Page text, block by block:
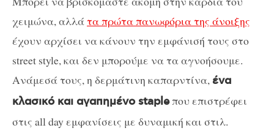
χειμώνα, αλλάτα πρώτα πανωφόρια της άνοιξης
έχουν αρχίσει να κάνουν την εμφάνισή τους στο
street style, και δεν μπορούμε να τα αγνοήσουμε.
Ανάμεσά τους, η δερμάτινη καπαρντίνα, ένα
κλασικό και αγαπημένο stapleπου επιστρέφει
στις all day εμφανίσεις με δυναμική και στιλ.